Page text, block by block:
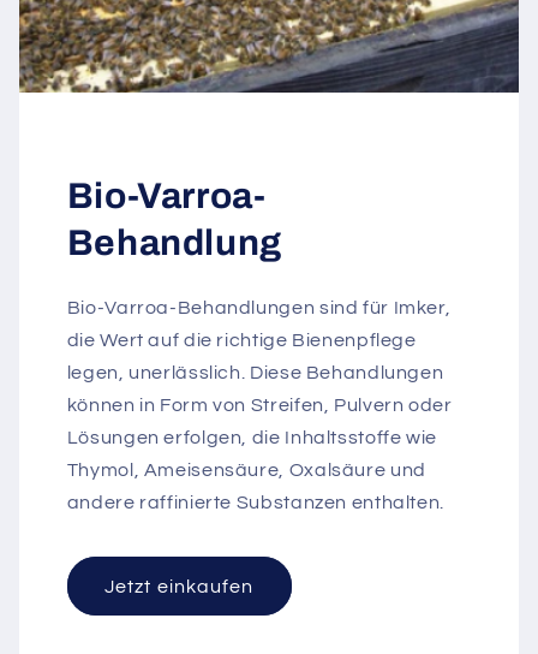
Bio-Varroa-
Behandlung
Bio-Varroa-Behandlungen sind für Imker,
die Wert auf die richtige Bienenpflege
legen, unerlässlich. Diese Behandlungen
können in Form von Streifen, Pulvern oder
Lösungen erfolgen, die Inhaltsstoffe wie
Thymol, Ameisensäure, Oxalsäure und
andere raffinierte Substanzen enthalten.
Jetzt einkaufen